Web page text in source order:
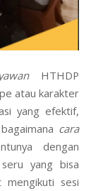
HTHDP
atau karakter
yang efektif,
cara
dengan
yang bisa
mengikuti sesi